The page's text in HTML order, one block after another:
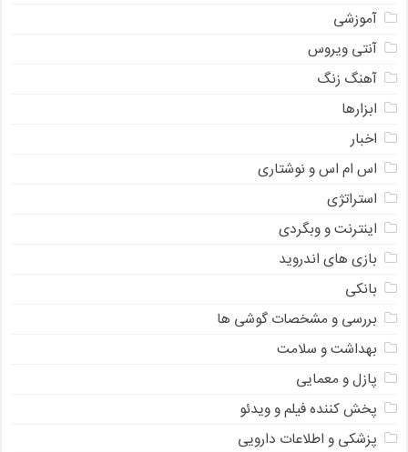
آموزشی
آنتی ویروس
آهنگ زنگ
ابزارها
اخبار
اس ام اس و نوشتاری
استراتژی
اینترنت و وبگردی
بازی های اندروید
بانکی
بررسی و مشخصات گوشی ها
بهداشت و سلامت
پازل و معمایی
پخش کننده فیلم و ویدئو
پزشکی و اطلاعات دارویی